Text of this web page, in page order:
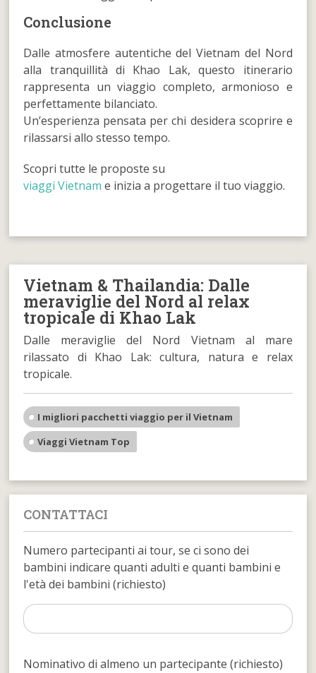
Conclusione
Dalle atmosfere autentiche del Vietnam del Nord
alla tranquillità di Khao Lak, questo itinerario
rappresenta un viaggio completo, armonioso e
perfettamente bilanciato.
Un’esperienza pensata per chi desidera scoprire e
rilassarsi allo stesso tempo.
Scopri tutte le proposte su
viaggi Vietnam e inizia a progettare il tuo viaggio.
Vietnam & Thailandia: Dalle
meraviglie del Nord al relax
tropicale di Khao Lak
Dalle meraviglie del Nord Vietnam al mare
rilassato di Khao Lak: cultura, natura e relax
tropicale.
I migliori pacchetti viaggio per il Vietnam
Viaggi Vietnam Top
CONTATTACI
Numero partecipanti ai tour, se ci sono dei
bambini indicare quanti adulti e quanti bambini e
l'età dei bambini (richiesto)
Nominativo di almeno un partecipante (richiesto)